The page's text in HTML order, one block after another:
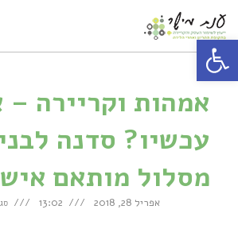
פתח סרגל נגישות
אמהות וקריירה
עכשיו? סדנה
מסלול מותאם
אפריל 28, 2018 13:02